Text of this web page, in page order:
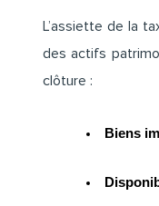
L’assiette de la
des actifs
clôture :
Biens